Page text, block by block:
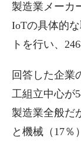
製造業メーカ
IoTの具体的
トを行い、
回答した企業
工組立中心が
製造業全般だ
と機械（17％